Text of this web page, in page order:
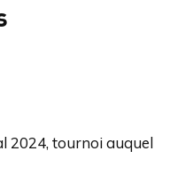
2024, tournoi auquel